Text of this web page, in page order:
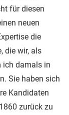
für diesen
neuen
die
die wir, als
ich damals in
Sie haben sich
Kandidaten
zurück zu